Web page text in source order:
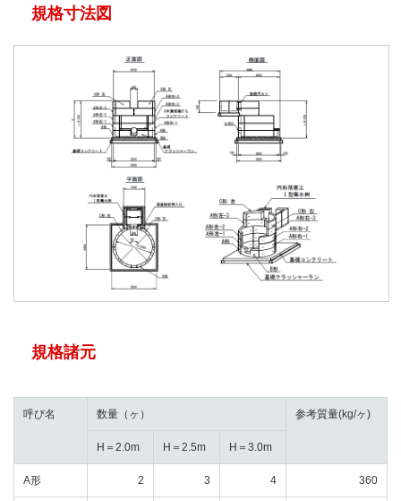
規格寸法図
規格諸元
呼び名 数量（ヶ） 参考質量(kg/ヶ)
H＝2.0m H＝2.5m H＝3.0m
A形 2 3 4 360